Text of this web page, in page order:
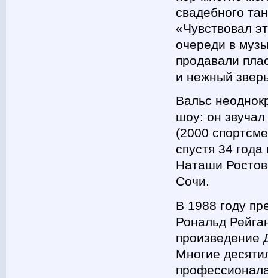
свадебного
«Чувствовал
очереди в
продавали
и нежный
Вальс
шоу: он звучал
(2000
спустя 34
Наташи
Сочи.
В 1988 году
Рональд
произведение
Многие